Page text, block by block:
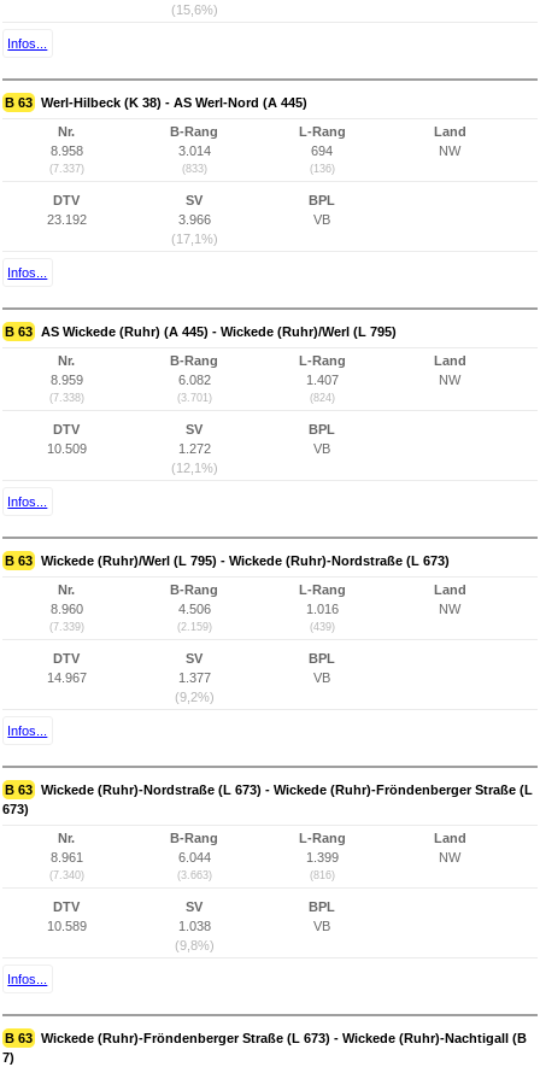
(15,6%)
Infos...
B 63 Werl-Hilbeck (K 38) - AS Werl-Nord (A 445)
Nr.
8.958
(7.337)
B-Rang
3.014
(833)
L-Rang
694
(136)
Land
NW
DTV
23.192
SV
3.966
(17,1%)
BPL
VB
Infos...
B 63 AS Wickede (Ruhr) (A 445) - Wickede (Ruhr)/Werl (L 795)
Nr.
8.959
(7.338)
B-Rang
6.082
(3.701)
L-Rang
1.407
(824)
Land
NW
DTV
10.509
SV
1.272
(12,1%)
BPL
VB
Infos...
B 63 Wickede (Ruhr)/Werl (L 795) - Wickede (Ruhr)-Nordstraße (L 673)
Nr.
8.960
(7.339)
B-Rang
4.506
(2.159)
L-Rang
1.016
(439)
Land
NW
DTV
14.967
SV
1.377
(9,2%)
BPL
VB
Infos...
B 63 Wickede (Ruhr)-Nordstraße (L 673) - Wickede (Ruhr)-Fröndenberger Straße (L
673)
Nr.
8.961
(7.340)
B-Rang
6.044
(3.663)
L-Rang
1.399
(816)
Land
NW
DTV
10.589
SV
1.038
(9,8%)
BPL
VB
Infos...
B 63 Wickede (Ruhr)-Fröndenberger Straße (L 673) - Wickede (Ruhr)-Nachtigall (B
7)